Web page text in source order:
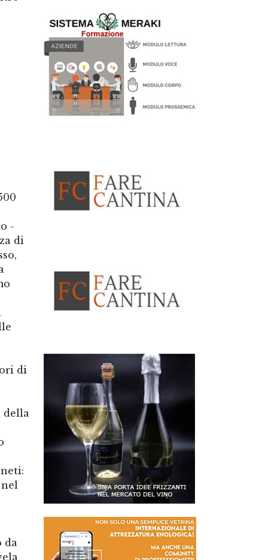
-
di
di
della
da